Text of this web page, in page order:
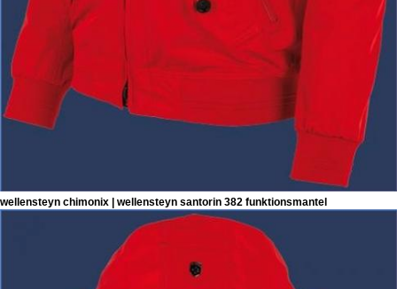
wellensteyn chimonix | wellensteyn santorin 382 funktionsmantel